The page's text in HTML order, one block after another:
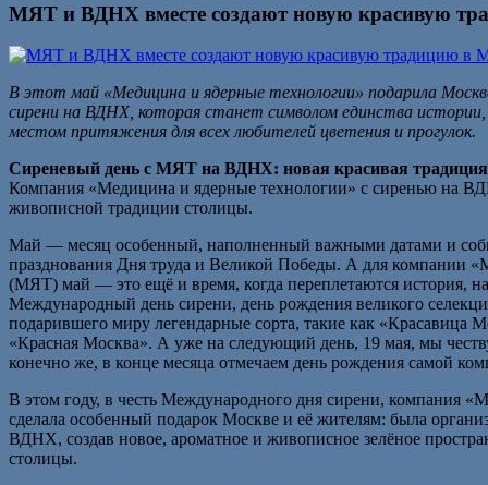
МЯТ и ВДНХ вместе создают новую красивую
В этот май «Медицина и ядерные технологии» подарила
сирени на ВДНХ, которая станет символом единства
местом притяжения для всех любителей цветения и прогулок.
Сиреневый день с МЯТ на ВДНХ: новая красивая
Компания «Медицина и ядерные технологии» с сиренью на
живописной традиции столицы.
Май — месяц особенный, наполненный важными датами и
празднования Дня труда и Великой Победы. А для компании
(МЯТ) май — это ещё и время, когда переплетаются история,
Международный день сирени, день рождения великого
подарившего миру легендарные сорта, такие как «Красавица
«Красная Москва». А уже на следующий день, 19 мая, мы
конечно же, в конце месяца отмечаем день рождения самой
В этом году, в честь Международного дня сирени, компания
сделала особенный подарок Москве и её жителям: была
ВДНХ, создав новое, ароматное и живописное зелёное
столицы.